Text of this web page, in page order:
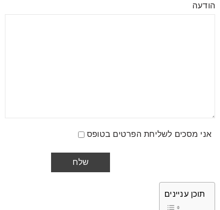
הודעה
אני מסכים לשליחת הפרטים בטופס
תוכן עניינים